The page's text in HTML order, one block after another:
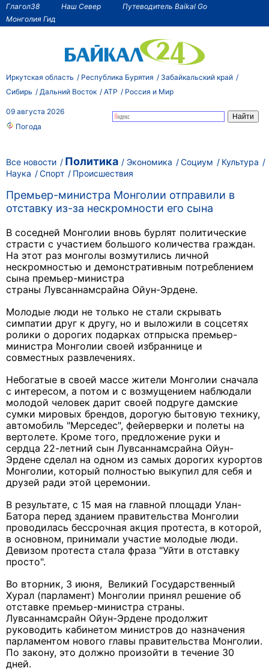
Глагол38 Наш Север
Путеводитель Baikal Go
Монголия Гид
Иркутская область Республика Бурятия
Забайкальский край
Сибирь
Дальний Восток АТР Россия и Мир
09 августа 2026
Погода
Все новости Политика Экономика Социум
Культура
Наука
Спорт Происшествия
Премьер-министра Монголии отправили в
отставку из-за нескромности его сына
В соседней Монголии вновь бурлят политические
страсти с участием большого количества граждан.
На этот раз монголы возмутились личной
нескромностью и демонстративным потреблением
сына премьер-министра
страны Лувсаннамсрайна Ойун-Эрдене.
Молодые люди не только не стали скрывать
симпатии друг к другу, но и выложили в соцсетях
ролики о дорогих подарках отпрыска премьер-
министра Монголии своей избраннице и
совместных развлечениях.
Небогатые в своей массе жители Монголии сначала
с интересом, а потом и с возмущением наблюдали
молодой человек дарит своей подруге дамские
сумки мировых брендов, дорогую бытовую технику,
автомобиль "Мерседес", фейерверки и полеты на
вертолете. Кроме того, предложение руки и
сердца 22-летний сын Лувсаннамсрайна Ойун-
Эрдене сделал на одном из самых дорогих курортов
Монголии, который полностью выкупил для себя и
друзей ради этой церемонии.
В результате, с 15 мая на главной площади Улан-
Батора перед зданием правительства Монголии
проводилась бессрочная акция протеста, в которой,
в основном, принимали участие молодые люди.
Девизом протеста стала фраза "Уйти в отставку
просто".
Во вторник, 3 июня, Великий Государственный
Хурал (парламент) Монголии принял решение об
отставке премьер-министра страны.
Лувсаннамсрайн Ойун-Эрдене продолжит
руководить кабинетом министров до назначения
парламентом нового главы правительства Монголии.
По закону, это должно произойти в течение 30
дней.